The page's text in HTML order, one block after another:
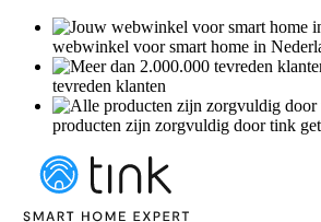
webwinkel voor smart home in
tevreden klanten
producten zijn zorgvuldig door tink